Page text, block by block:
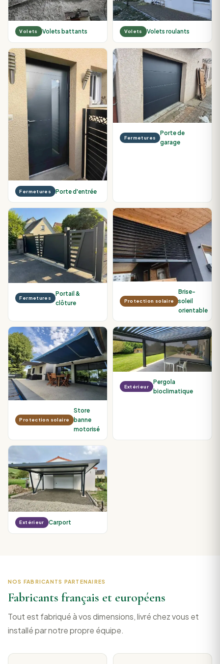
Volets Volets battants Volets Volets roulants
Fermetures Porte d'entrée
Fermetures
Porte de
garage
Fermetures
Portail &
clôture
Protection solaire
Brise-
soleil
orientable
Protection solaire
Store
banne
motorisé
Extérieur
Pergola
bioclimatique
Extérieur Carport
NOS FABRICANTS PARTENAIRES
Fabricants français et européens
Tout est fabriqué à vos dimensions, livré chez vous et
installé par notre propre équipe.